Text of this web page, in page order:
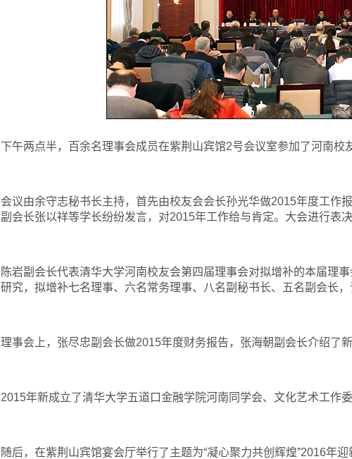
下午两点半，百余名理事会成员在紫荆山宾馆2号会议室参加了河南校
会议由余守志秘书长主持，首先由校友会会长孙光华做2015年度工作
副会长张以祥等学长纷纷发言，对2015年工作给与肯定。大会进行表
陈岩副会长代表清华大学河南校友会第四届理事会对拟增补的本届理
研究，拟增补七名理事、六名常务理事、八名副秘书长、五名副会长
理事会上，张尽忠副会长做2015年度财务报告，张海朝副会长介绍了
2015年新成立了清华大学五道口金融学院河南同学会、文化艺术工作
随后，在紫荆山宾馆宴会厅举行了主题为“凝心聚力共创辉煌”2016年迎